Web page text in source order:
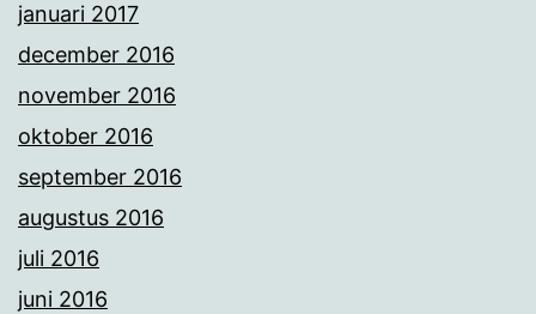
januari 2017
december 2016
november 2016
oktober 2016
september 2016
augustus 2016
juli 2016
juni 2016